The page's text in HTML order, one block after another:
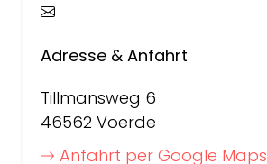
Adresse & Anfahrt
Tillmansweg 6
46562 Voerde
Anfahrt per Google Maps